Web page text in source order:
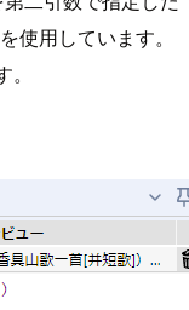
使用しています。